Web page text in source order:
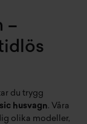
–
du trygg
husvagn. Våra
olika modeller,